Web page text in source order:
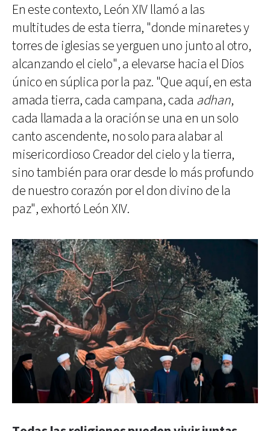
En este contexto, León XIV llamó a las
multitudes de esta tierra, "donde minaretes y
torres de iglesias se yerguen uno junto al otro,
alcanzando el cielo", a elevarse hacia el Dios
único en súplica por la paz. "Que aquí, en esta
amada tierra, cada campana, cada adhan,
cada llamada a la oración se una en un solo
canto ascendente, no solo para alabar al
misericordioso Creador del cielo y la tierra,
sino también para orar desde lo más profundo
de nuestro corazón por el don divino de la
paz", exhortó León XIV.